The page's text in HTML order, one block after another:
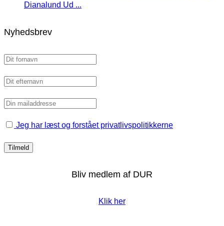
Dianalund Ud ...
Nyhedsbrev
Jeg har læst og forstået privatlivspolitikkerne
Bliv medlem af DUR
Klik her